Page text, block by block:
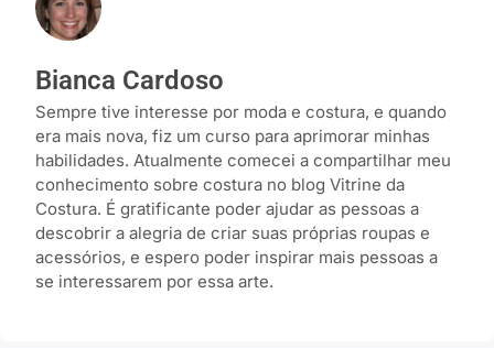
Bianca Cardoso
Sempre tive interesse por moda e costura, e quando
era mais nova, fiz um curso para aprimorar minhas
habilidades. Atualmente comecei a compartilhar meu
conhecimento sobre costura no blog Vitrine da
Costura. É gratificante poder ajudar as pessoas a
descobrir a alegria de criar suas próprias roupas e
acessórios, e espero poder inspirar mais pessoas a
se interessarem por essa arte.